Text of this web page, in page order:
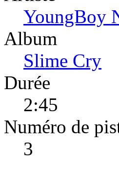
YoungBoy
Album
Slime Cry
Durée
2:45
Numéro de
3